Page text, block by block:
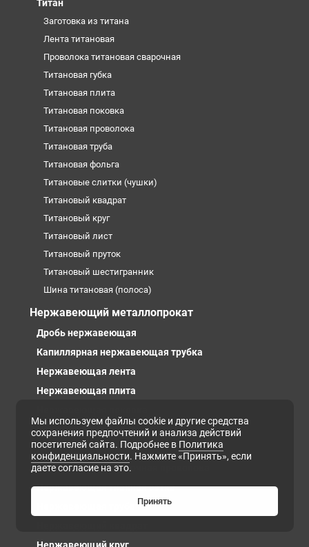
Титан
Заготовка из титана
Лента титановая
Проволока титановая сварочная
Титановая губка
Титановая плита
Титановая поковка
Титановая проволока
Титановая труба
Титановая фольга
Титановые слитки (чушки)
Титановый квадрат
Титановый круг
Титановый лист
Титановый пруток
Титановый шестигранник
Шина титановая (полоса)
Нержавеющий металлопрокат
Дробь нержавеющая
Капиллярная нержавеющая трубка
Нержавеющая лента
Нержавеющая плита
Нержавеющая полоса
Нержавеющая проволока
Нержавеющая сварочная проволока
Нержавеющая тканная сетка
Мы используем файлы cookie и другие средства
сохранения предпочтений и анализа действий
посетителей сайта. Подробнее в Политика
конфиденциальности. Нажмите «Принять», если
даете согласие на это.
Принять